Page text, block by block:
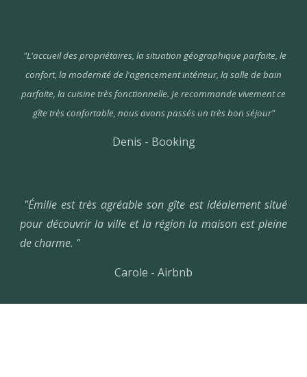
"L'accueil des propriétaires, la situation géographique parfaite, le
confort, la modernité de l'agencement intérieur, la salle de bain
parfaite, la cuisine très fonctionnelle. Je recommande vivement ce
gîte très confortable, nous avons passés un très bon séjour"
Denis - Booking
"Émilie est très agréable son gîte est idéalement situé
pour découvrir la ville et la région la maison est pleine
de charme. "
Carole - Airbnb